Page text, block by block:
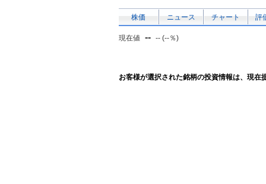
株価 ニュース チャート 評
現在値 -- -- (--％)
お客様が選択された銘柄の投資情報は、現在